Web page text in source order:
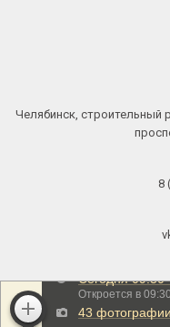
Челябинск, строительный
8